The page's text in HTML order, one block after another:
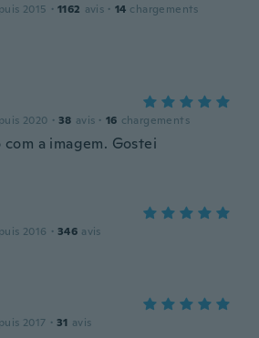
2015 · 1162 avis · 14 chargements
2020 · 38 avis · 16 chargements
a imagem. Gostei
2016 · 346 avis
2017 · 31 avis